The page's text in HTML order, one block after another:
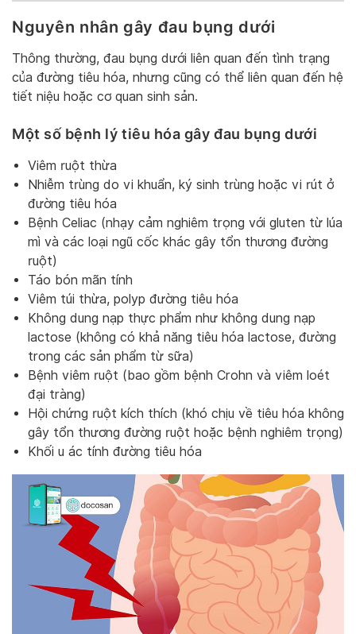
Nguyên nhân gây đau bụng dưới
Thông thường, đau bụng dưới liên quan đến tình trạng
của đường tiêu hóa, nhưng cũng có thể liên quan đến hệ
tiết niệu hoặc cơ quan sinh sản.
Một số bệnh lý tiêu hóa gây đau bụng dưới
Viêm ruột thừa
Nhiễm trùng do vi khuẩn, ký sinh trùng hoặc vi rút ở
đường tiêu hóa
Bệnh Celiac (nhạy cảm nghiêm trọng với gluten từ lúa
mì và các loại ngũ cốc khác gây tổn thương đường
ruột)
Táo bón mãn tính
Viêm túi thừa, polyp đường tiêu hóa
Không dung nạp thực phẩm như không dung nạp
lactose (không có khả năng tiêu hóa lactose, đường
trong các sản phẩm từ sữa)
Bệnh viêm ruột (bao gồm bệnh Crohn và viêm loét
đại tràng)
Hội chứng ruột kích thích (khó chịu về tiêu hóa không
gây tổn thương đường ruột hoặc bệnh nghiêm trọng)
Khối u ác tính đường tiêu hóa